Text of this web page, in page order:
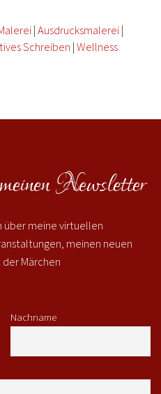
|Ausdrucksmalerei |
Schreiben |Wellness
Newsletter
über meine virtuellen
meinen neuen
der Märchen
Nachname